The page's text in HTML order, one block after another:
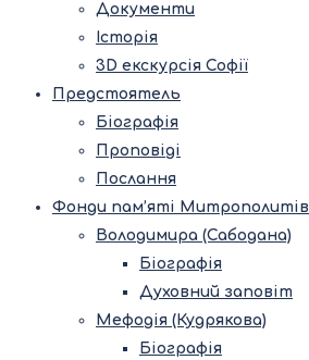
Документи
Історія
3D екскурсія Софії
Предстоятель
Біографія
Проповіді
Послання
Фонди пам’яті Митрополитів
Володимира (Сабодана)
Біографія
Духовний заповіт
Мефодія (Кудрякова)
Біографія